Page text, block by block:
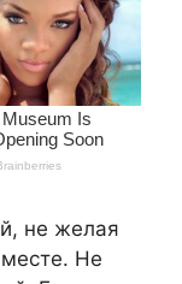
не желая
Не